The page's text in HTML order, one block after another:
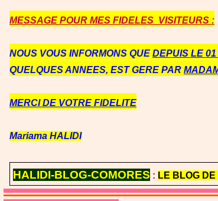
MESSAGE POUR MES FIDELES VISITEURS :
NOUS VOUS INFORMONS QUE DEPUIS LE
QUELQUES ANNEES, EST GERE PAR
MERCI DE VOTRE FIDELITE
Mariama HALIDI
HALIDI-BLOG-COMORES : LE BLOG